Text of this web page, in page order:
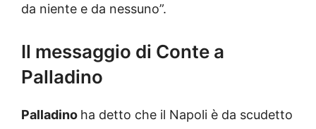
da niente e da nessuno”.
Il messaggio di Conte a
Palladino
Palladino ha detto che il Napoli è da scudetto